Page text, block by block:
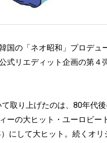
国の「ネオ昭和」プロデュ
式リエディット企画の第４
取り上げたのは、80年代
ーの大ヒット・ユーロビ
にして大ヒット。続くオリ